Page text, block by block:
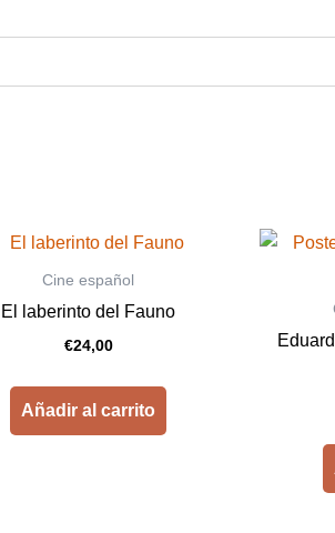
Cine español
El laberinto del Fauno
€24,00
Añadir al carrito